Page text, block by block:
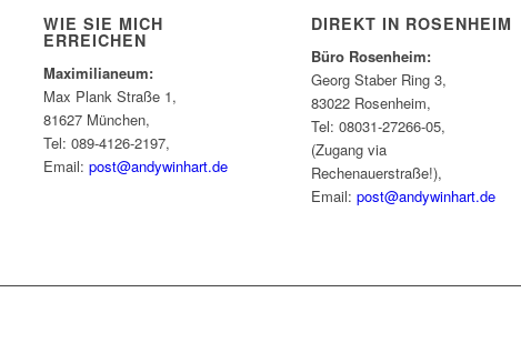
WIE SIE MICH
ERREICHEN
Maximilianeum:
Max Plank Straße 1,
81627 München,
Tel: 089-4126-2197,
Email:post@andywinhart.de
DIREKT IN ROSENHEIM
Büro Rosenheim:
Georg Staber Ring 3,
83022 Rosenheim,
Tel: 08031-27266-05,
(Zugang via
Rechenauerstraße!),
Email:post@andywinhart.de